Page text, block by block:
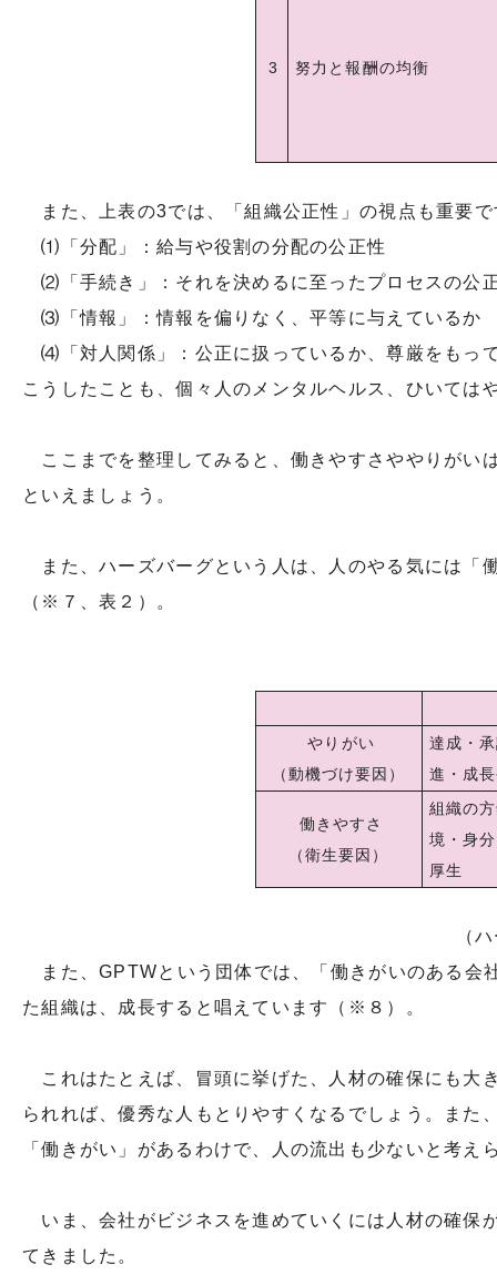
3 努力と報酬の均衡
また、上表の3では、「組織公正性」の視点も重要
⑴「分配」：給与や役割の分配の公正性
⑵「手続き」：それを決めるに至ったプロセスの公
⑶「情報」：情報を偏りなく、平等に与えているか
⑷「対人関係」：公正に扱っているか、尊厳をもっ
こうしたことも、個々人のメンタルヘルス、ひいては
ここまでを整理してみると、働きやすさややりがい
といえましょう。
また、ハーズバーグという人は、人のやる気には「
（※７、表２）。
やりがい
（動機づけ要因）
達成・
進・成
働きやすさ
（衛生要因）
組織の
境・身
厚生
（
また、GPTWという団体では、「働きがいのある会
た組織は、成長すると唱えています（※８）。
これはたとえば、冒頭に挙げた、人材の確保にも大
られれば、優秀な人もとりやすくなるでしょう。ま
「働きがい」があるわけで、人の流出も少ないと考え
いま、会社がビジネスを進めていくには人材の確保
てきました。